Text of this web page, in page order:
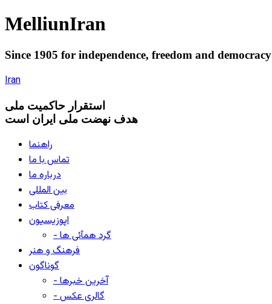
MelliunIran
Since 1905 for independence, freedom and democracy
Iran
استقرار حاکميت ملی
هدف نهضت ملی ایران است
راهنما
تماس با ما
درباره ما
بین المللی
معرفی کتاب
اپوزیسیون
- گرد همآئی ها
فرهنگ و هنر
گوناگون
- آخرین خبرها
- گالری عکس